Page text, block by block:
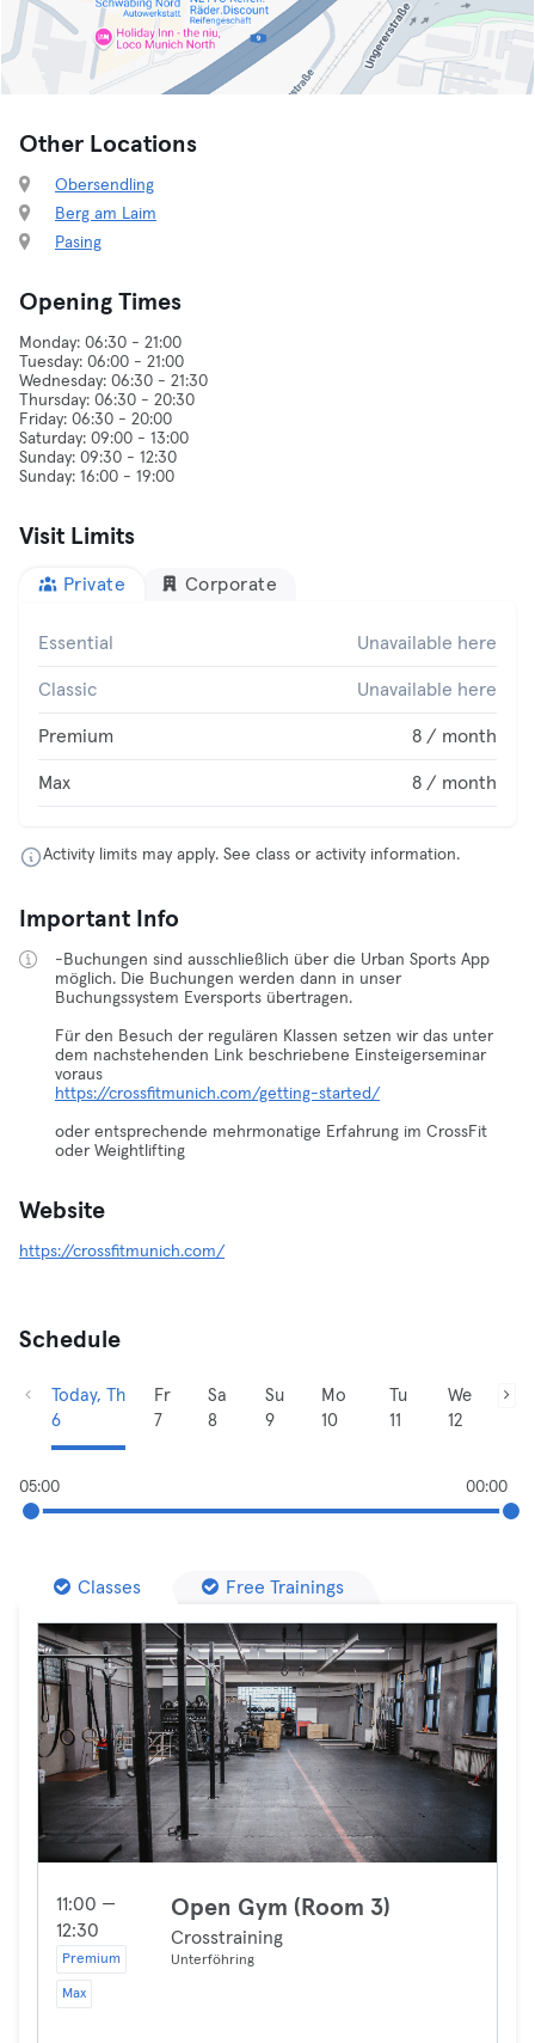
Other Locations
Obersendling
Berg am Laim
Pasing
Opening Times
Monday: 06:30 - 21:00
Tuesday: 06:00 - 21:00
Wednesday: 06:30 - 21:30
Thursday: 06:30 - 20:30
Friday: 06:30 - 20:00
Saturday: 09:00 - 13:00
Sunday: 09:30 - 12:30
Visit Limits
Private Corporate
Essential Unavailable here
Classic Unavailable here
Premium 8 / month
Max 8 / month
Activity limits may apply. See class or activity information.
Important Info
-Buchungen sind ausschließlich über die Urban Sports App
möglich. Die Buchungen werden dann in unser
Buchungssystem Eversports übertragen.
Für den Besuch der regulären Klassen setzen wir das unter
dem nachstehenden Link beschriebene Einsteigerseminar
https://crossfitmunich.com/getting-started/
oder entsprechende mehrmonatige Erfahrung im CrossFit
oder Weightlifting
Website
https://crossfitmunich.com/
Schedule
Today, Th
6
Fr
7
Sa
8
Su
9
Mo
10
Tu
11
We
12
05:00 00:00
Classes Free Trainings
11:00 —
12:30
Premium
Max
Open Gym (Room 3)
Crosstraining
Unterföhring